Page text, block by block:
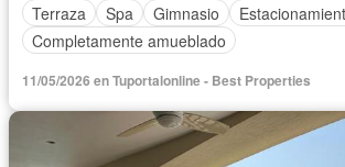
Terraza
Spa Gimnasio
Completamente amueblado
11/05/2026 en Tuportalonline - Best Properties